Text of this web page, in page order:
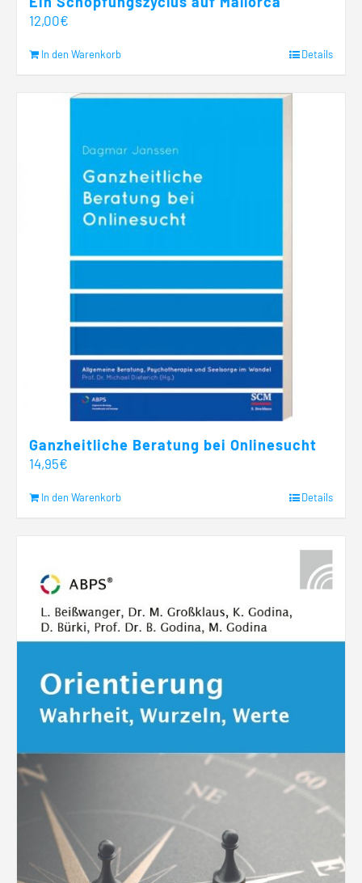
12,00€
In den Warenkorb Details
Ganzheitliche Beratung bei Onlinesucht
14,95€
In den Warenkorb Details